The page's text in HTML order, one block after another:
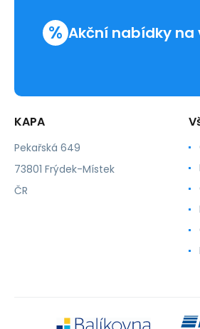
% Akční nabídky
KAPA
Pekařská 649
73801 Frýdek-Místek
ČR